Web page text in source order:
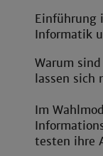
Einführung
Informatik
Warum
lassen
Im
testen ihre